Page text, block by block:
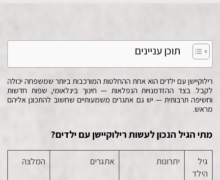
תוכן עניינים
רילוקיישן עם ילדים הוא אחת ההחלטות המורכבות ביותר שמשפחה יכולה
לקבל. בצד ההזדמנויות הנפלאות — חינוך בינלאומי, שפות חדשות
וחשיפה תרבותית — יש גם אתגרים משמעותיים שחשוב להתכונן אליהם
מראש.
מתי הגיל הנכון לעשות רילוקיישן עם ילדים?
גיל
הילד
יתרונות אתגרים המלצה